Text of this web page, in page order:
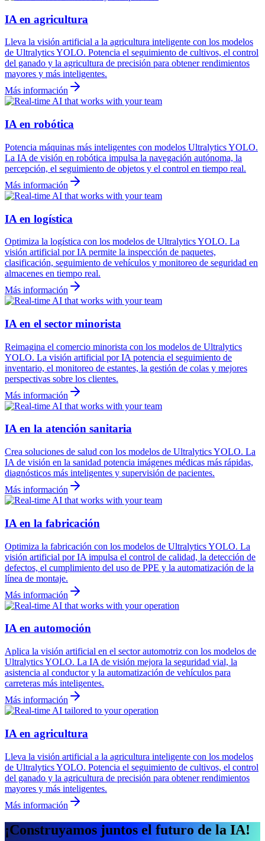
IA en agricultura
Lleva la visión artificial a la agricultura inteligente con los modelos
de Ultralytics YOLO. Potencia el seguimiento de cultivos, el control
del ganado y la agricultura de precisión para obtener rendimientos
mayores y más inteligentes.
Más información
IA en robótica
Potencia máquinas más inteligentes con modelos Ultralytics YOLO.
La IA de visión en robótica impulsa la navegación autónoma, la
percepción, el seguimiento de objetos y el control en tiempo real.
Más información
IA en logística
Optimiza la logística con los modelos de Ultralytics YOLO. La
visión artificial por IA permite la inspección de paquetes,
clasificación, seguimiento de vehículos y monitoreo de seguridad en
almacenes en tiempo real.
Más información
IA en el sector minorista
Reimagina el comercio minorista con los modelos de Ultralytics
YOLO. La visión artificial por IA potencia el seguimiento de
inventario, el monitoreo de estantes, la gestión de colas y mejores
perspectivas sobre los clientes.
Más información
IA en la atención sanitaria
Crea soluciones de salud con los modelos de Ultralytics YOLO. La
IA de visión en la sanidad potencia imágenes médicas más rápidas,
diagnósticos más inteligentes y supervisión de pacientes.
Más información
IA en la fabricación
Optimiza la fabricación con los modelos de Ultralytics YOLO. La
visión artificial por IA impulsa el control de calidad, la detección de
defectos, el cumplimiento del uso de PPE y la automatización de la
línea de montaje.
Más información
IA en automoción
Aplica la visión artificial en el sector automotriz con los modelos de
Ultralytics YOLO. La IA de visión mejora la seguridad vial, la
asistencia al conductor y la automatización de vehículos para
carreteras más inteligentes.
Más información
IA en agricultura
Lleva la visión artificial a la agricultura inteligente con los modelos
de Ultralytics YOLO. Potencia el seguimiento de cultivos, el control
del ganado y la agricultura de precisión para obtener rendimientos
mayores y más inteligentes.
Más información
¡Construyamos juntos el futuro de la IA!